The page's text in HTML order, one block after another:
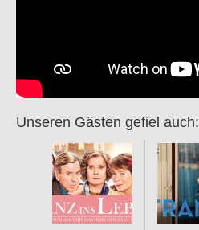
Unseren Gästen gefiel auch: